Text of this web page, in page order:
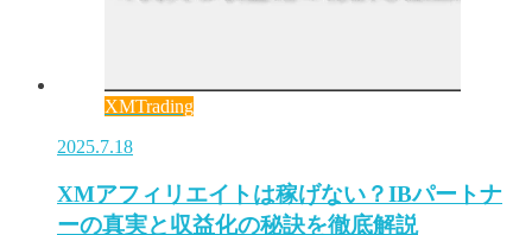
XMTrading
2025.7.18
XMアフィリエイトは稼げない？IBパートナ
ーの真実と収益化の秘訣を徹底解説